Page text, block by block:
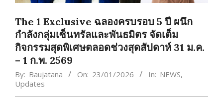
The 1 Exclusive ฉลองครบรอบ 5 ปี ผนึก
กำลังกลุ่มเซ็นทรัลและพันธมิตร จัดเต็ม
กิจกรรมสุดพิเศษตลอดช่วงสุดสัปดาห์ 31 ม.ค.
– 1 ก.พ. 2569
By: Baujatana On: 23/01/2026 In: NEWS,
Updates